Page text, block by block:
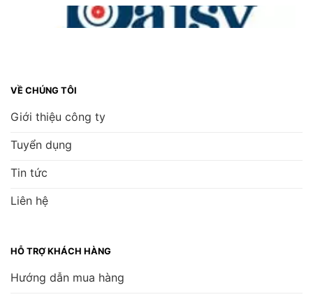
VỀ CHÚNG TÔI
Giới thiệu công ty
Tuyển dụng
Tin tức
Liên hệ
HỖ TRỢ KHÁCH HÀNG
Hướng dẫn mua hàng